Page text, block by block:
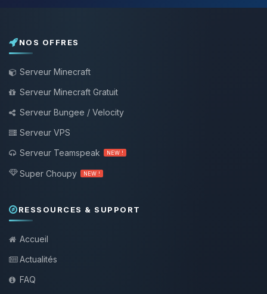
NOS OFFRES
Serveur Minecraft
Serveur Minecraft Gratuit
Serveur Bungee / Velocity
Serveur VPS
Serveur Teamspeak
NEW !
Super Choupy NEW !
RESSOURCES & SUPPORT
Accueil
Actualités
FAQ